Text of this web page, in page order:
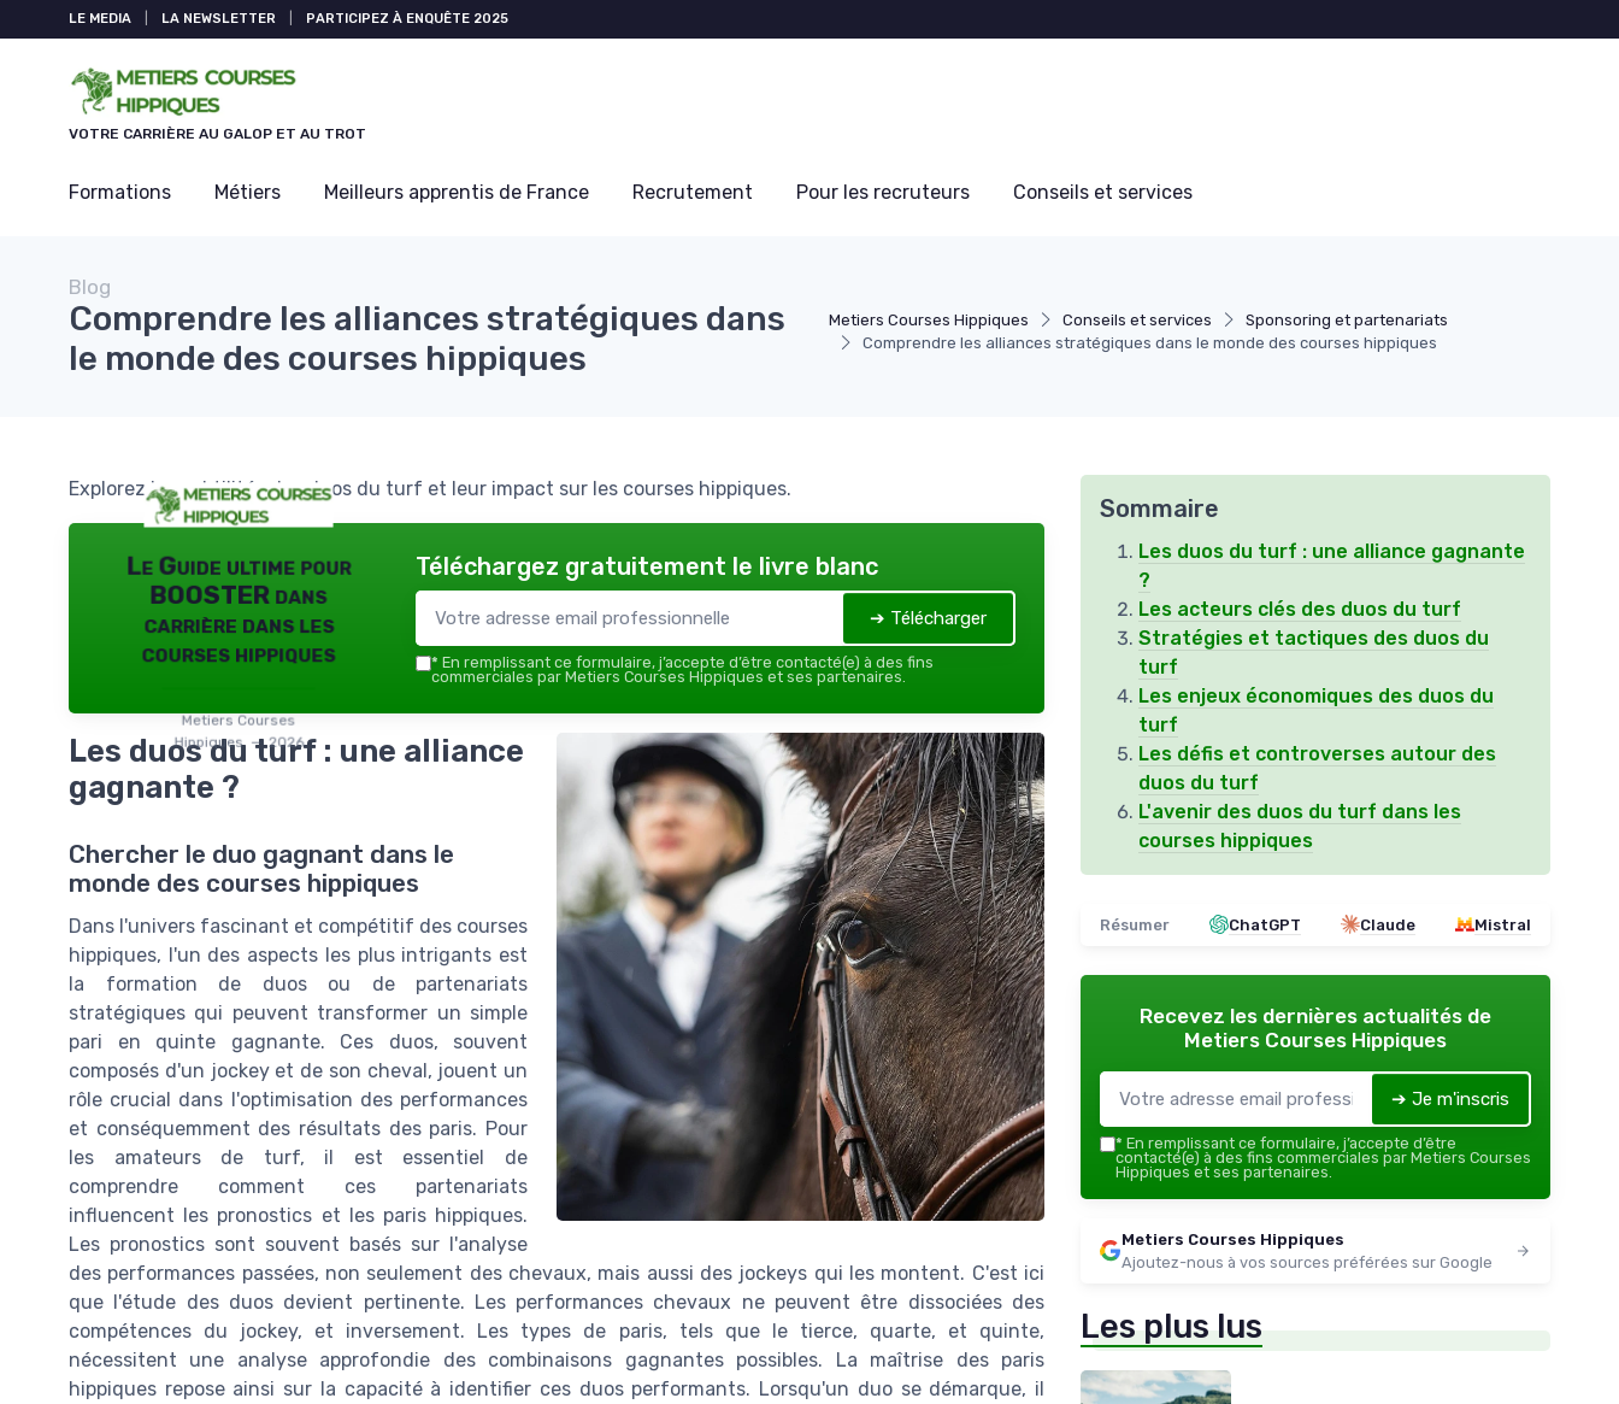
LE MEDIA LA NEWSLETTER PARTICIPEZ À ENQUÊTE 2025
VOTRE CARRIÈRE AU GALOP ET AU TROT
Formations Métiers Meilleurs apprentis de France Recrutement Pour les recruteurs Conseils et services
Metiers Courses Hippiques Conseils et services
Sponsoring et partenariats
Comprendre les alliances stratégiques dans le monde des courses hippiques
Blog
Comprendre les alliances stratégiques dans
le monde des courses hippiques
Explorez les subtilités des duos du turf et leur impact sur les courses hippiques.
Le Guide ultime pour
BOOSTER dans
carrière dans les
courses hippiques
Metiers Courses
Hippiques — 2026
Téléchargez gratuitement le livre blanc
➔ Télécharger
* En remplissant ce formulaire, j’accepte d’être contacté(e) à des fins
commerciales par Metiers Courses Hippiques et ses partenaires.
Les duos du turf : une alliance
gagnante ?
Chercher le duo gagnant dans le
monde des courses hippiques
Dans l'univers fascinant et compétitif des courses
hippiques, l'un des aspects les plus intrigants est
la formation de duos ou de partenariats
stratégiques qui peuvent transformer un simple
pari en quinte gagnante. Ces duos, souvent
composés d'un jockey et de son cheval, jouent un
rôle crucial dans l'optimisation des performances
et conséquemment des résultats des paris. Pour
les amateurs de turf, il est essentiel de
comprendre comment ces partenariats
influencent les pronostics et les paris hippiques.
Les pronostics sont souvent basés sur l'analyse
des performances passées, non seulement des chevaux, mais aussi des jockeys qui les montent. C'est ici
que l'étude des duos devient pertinente. Les performances chevaux ne peuvent être dissociées des
compétences du jockey, et inversement. Les types de paris, tels que le tierce, quarte, et quinte,
nécessitent une analyse approfondie des combinaisons gagnantes possibles. La maîtrise des paris
hippiques repose ainsi sur la capacité à identifier ces duos performants. Lorsqu'un duo se démarque, il
Sommaire
Les duos du turf : une alliance gagnante
?
Les acteurs clés des duos du turf
Stratégies et tactiques des duos du
turf
Les enjeux économiques des duos du
turf
Les défis et controverses autour des
duos du turf
L'avenir des duos du turf dans les
courses hippiques
Résumer ChatGPT Claude Mistral
Recevez les dernières actualités de
Metiers Courses Hippiques
➔ Je m'inscris
* En remplissant ce formulaire, j’accepte d’être
contacté(e) à des fins commerciales par Metiers Courses
Hippiques et ses partenaires.
Metiers Courses Hippiques
Ajoutez-nous à vos sources préférées sur Google
Les plus lus
Panneau de gestion des cookies